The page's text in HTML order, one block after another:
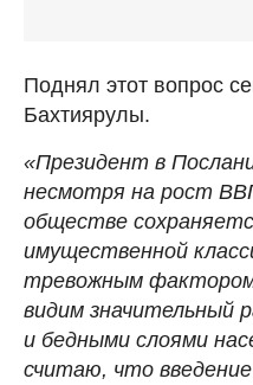
Поднял этот вопрос
Бахтиярулы.
«Президент в
несмотря на рост
обществе
имущественной
тревожным
видим значительный
и бедными слоями
считаю, что